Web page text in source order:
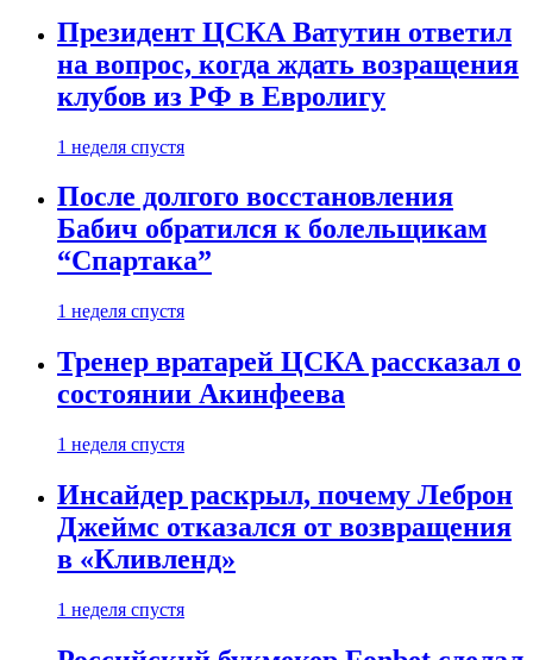
Президент ЦСКА Ватутин ответил
на вопрос, когда ждать возращения
клубов из РФ в Евролигу
1 неделя спустя
После долгого восстановления
Бабич обратился к болельщикам
“Спартака”
1 неделя спустя
Тренер вратарей ЦСКА рассказал о
состоянии Акинфеева
1 неделя спустя
Инсайдер раскрыл, почему Леброн
Джеймс отказался от возвращения
в «Кливленд»
1 неделя спустя